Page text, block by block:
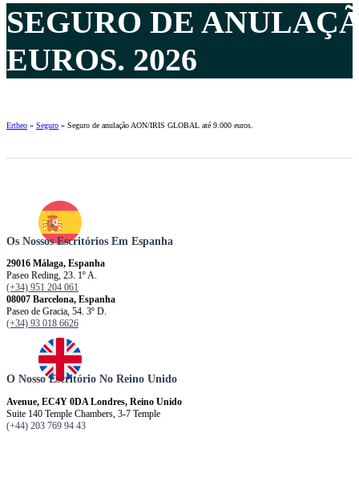
SEGURO DE
EUROS. 2026
Ertheo » Seguro » Seguro de anulação AON/IRIS GLOBAL até 9.000 euros.
Os Nossos Escritórios Em Espanha
29016 Málaga, Espanha
Paseo Reding, 23. 1º A.
(+34) 951 204 061
08007 Barcelona, ​​​​​Espanha
Paseo de Gracia, 54. 3º D.
(+34) 93 018 6626
O Nosso Escritório No Reino Unido
Avenue, EC4Y 0DA Londres, Reino Unido
Suite 140 Temple Chambers, 3-7 Temple
(+44) 203 769 94 43